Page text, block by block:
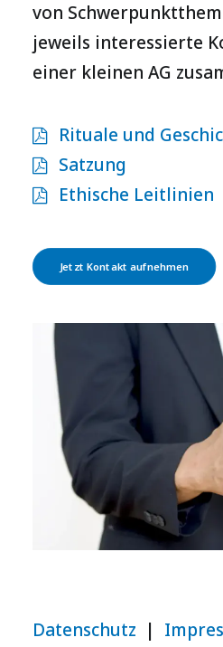
von
jeweils interessierte
einer kleinen AG
Rituale und
Satzung
Ethische Leitlinien
Jetzt Kontakt aufnehmen
Datenschutz |